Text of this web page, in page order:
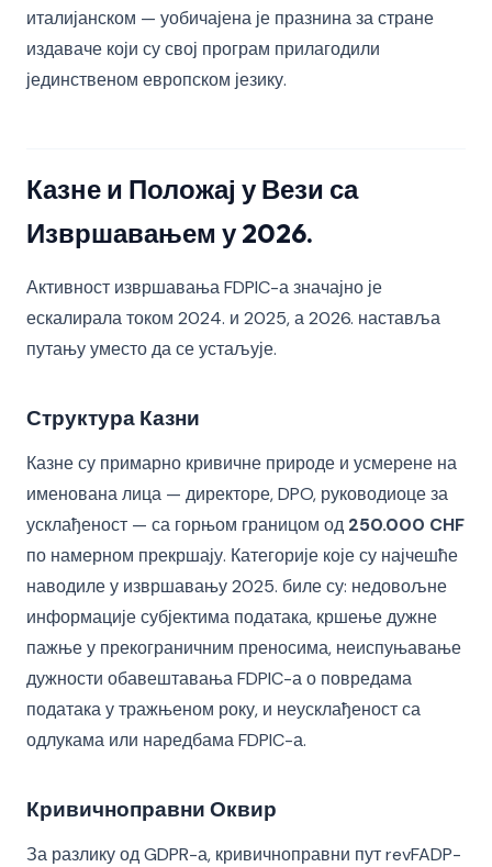
италијанском — уобичајена је празнина за стране
издаваче који су свој програм прилагодили
јединственом европском језику.
Казне и Положај у Вези са
Извршавањем у 2026.
Активност извршавања FDPIC-а значајно је
ескалирала током 2024. и 2025, а 2026. наставља
путању уместо да се устаљује.
Структура Казни
Казне су примарно кривичне природе и усмерене на
именована лица — директоре, DPO, руководиоце за
усклађеност — са горњом границом од 250.000 CHF
по намерном прекршају. Категорије које су најчешће
наводиле у извршавању 2025. биле су: недовољне
информације субјектима података, кршење дужне
пажње у прекограничним преносима, неиспуњавање
дужности обавештавања FDPIC-а о повредама
података у тражњеном року, и неусклађеност са
одлукама или наредбама FDPIC-а.
Кривичноправни Оквир
За разлику од GDPR-а, кривичноправни пут revFADP-